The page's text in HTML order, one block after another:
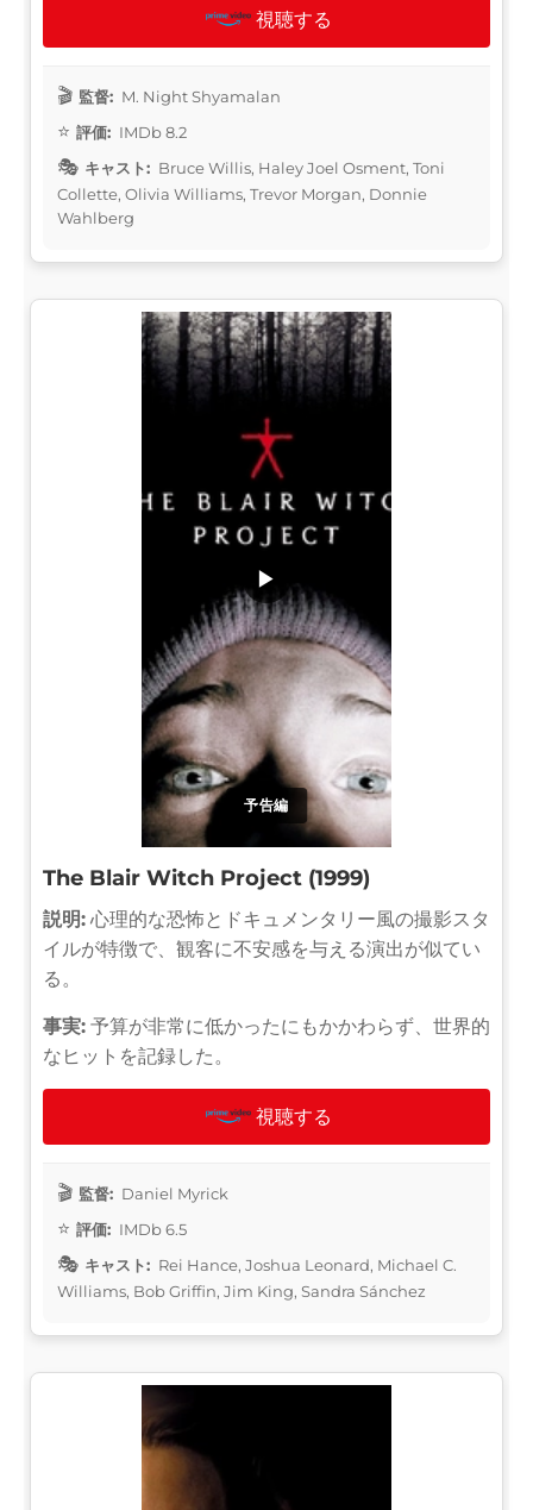
視聴する
監督: M. Night Shyamalan
評価: IMDb 8.2
キャスト: Bruce Willis, Haley Joel Osment, Toni
Collette, Olivia Williams, Trevor Morgan, Donnie
Wahlberg
予告編
▶
The Blair Witch Project (1999)
説明: 心理的な恐怖とドキュメンタリー風の撮影スタ
イルが特徴で、観客に不安感を与える演出が似てい
る。
事実: 予算が非常に低かったにもかかわらず、世界的
なヒットを記録した。
視聴する
監督: Daniel Myrick
評価: IMDb 6.5
キャスト: Rei Hance, Joshua Leonard, Michael C.
Williams, Bob Griffin, Jim King, Sandra Sánchez